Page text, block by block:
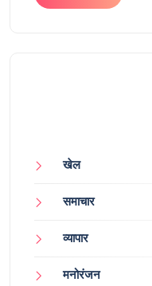
खेल
समाचार
व्यापार
मनोरंजन